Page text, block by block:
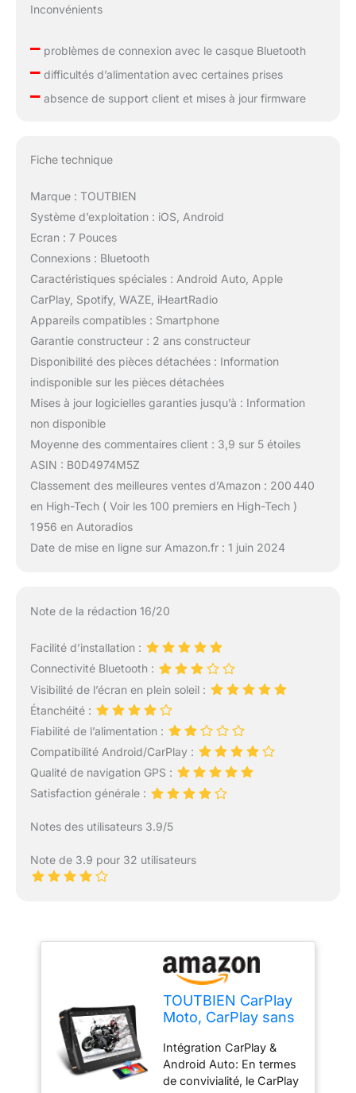
Inconvénients
–problèmes de connexion avec le casque Bluetooth
–difficultés d’alimentation avec certaines prises
–absence de support client et mises à jour firmware
Fiche technique
Marque : TOUTBIEN
Système d’exploitation : iOS, Android
Ecran : 7 Pouces
Connexions : Bluetooth
Caractéristiques spéciales : Android Auto, Apple
CarPlay, Spotify, WAZE, iHeartRadio
Appareils compatibles : Smartphone
Garantie constructeur : 2 ans constructeur
Disponibilité des pièces détachées : Information
indisponible sur les pièces détachées
Mises à jour logicielles garanties jusqu’à : Information
non disponible
Moyenne des commentaires client : 3,9 sur 5 étoiles
ASIN : B0D4974M5Z
Classement des meilleures ventes d’Amazon : 200 440
en High-Tech ( Voir les 100 premiers en High-Tech )
1 956 en Autoradios
Date de mise en ligne sur Amazon.fr : 1 juin 2024
Note de la rédaction 16/20
Facilité d’installation :
Connectivité Bluetooth :
Visibilité de l’écran en plein soleil :
Étanchéité :
Fiabilité de l’alimentation :
Compatibilité Android/CarPlay :
Qualité de navigation GPS :
Satisfaction générale :
Notes des utilisateurs 3.9/5
Note de 3.9 pour 32 utilisateurs
TOUTBIEN CarPlay
Moto, CarPlay sans
Auto pour Moto, 7
Pouces Écran
Tactile IP67
Intégration CarPlay &
Android Auto: En termes
de convivialité, le CarPlay